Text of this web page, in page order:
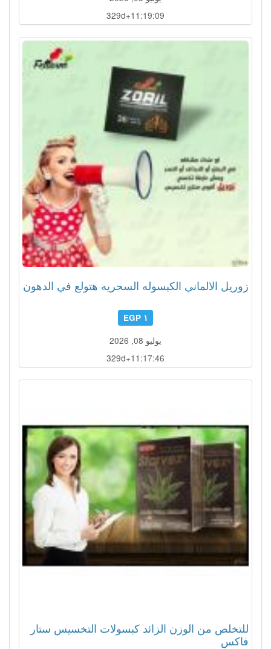
329d+11:19:06
زوريل الالماني الكبسوله السحريه هتولع في الدهون
١ EGP
يوليو 08, 2026
329d+11:17:43
للتخلص من الوزن الزائد كبسولات التخسيس ستار
فاكس